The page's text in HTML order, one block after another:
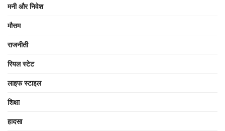
मनी और निवेश
मौसम
राजनीती
रियल स्टेट
लाइफ स्टाइल
शिक्षा
हादसा